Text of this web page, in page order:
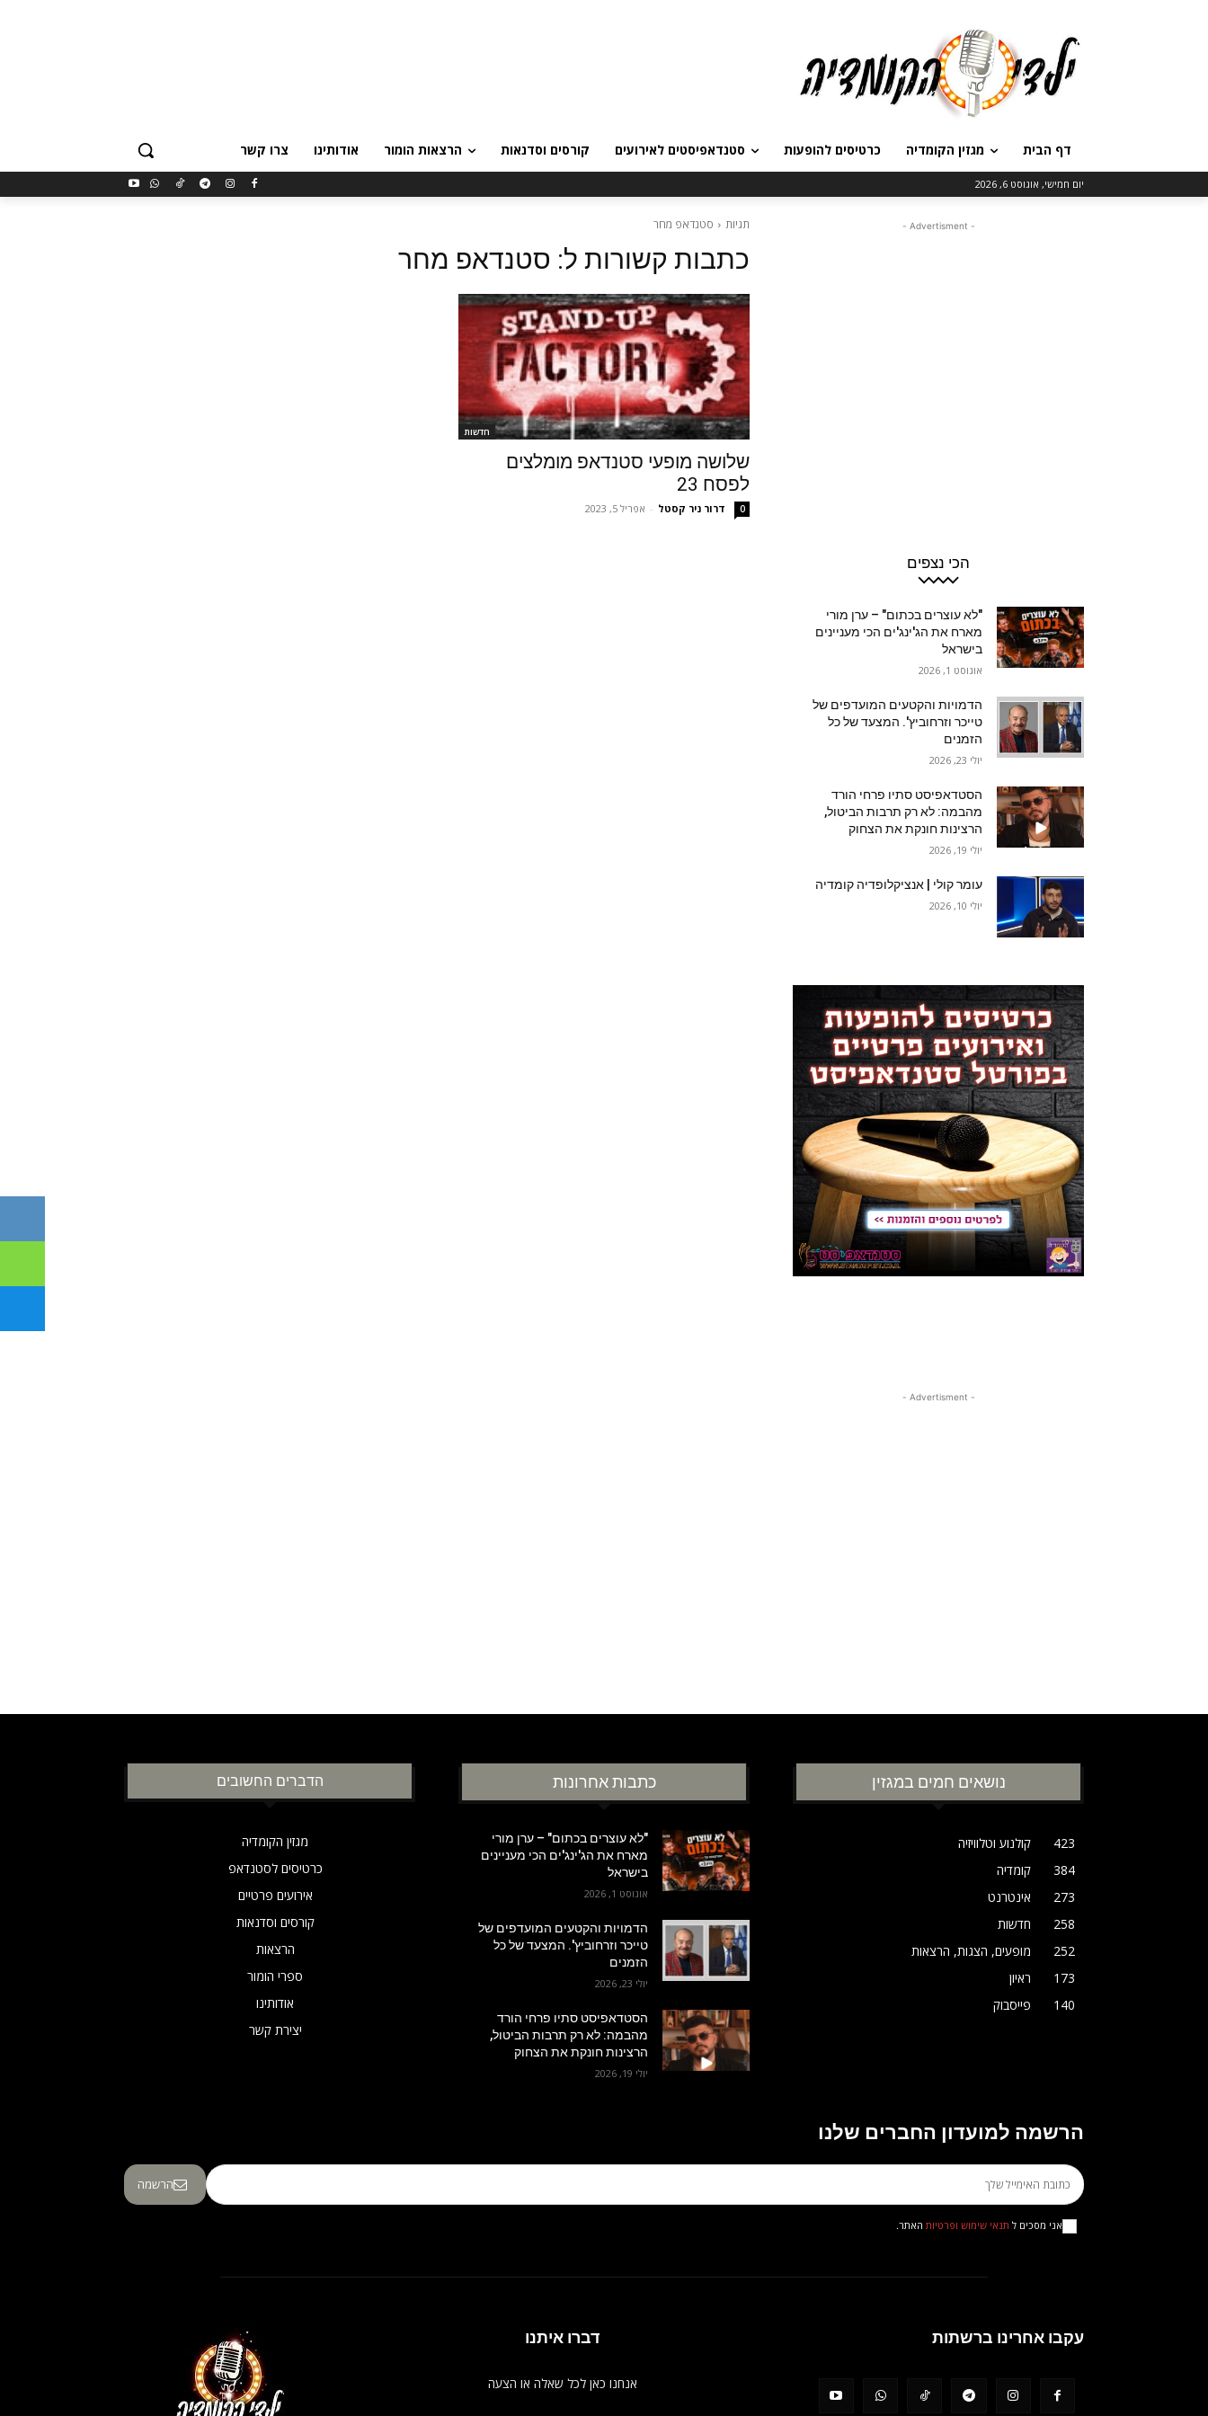
דף הבית מגזין הקומדיה כרטיסים להופעות סטנדאפיסטים לאירועים קורסים וסדנאות הרצאות הומור אודותינו צרו קשר
יום חמישי, אוגוסט 6, 2026
תגיות סטנדאפ מחר
כתבות קשורות ל: סטנדאפ מחר
חדשות
שלושה מופעי סטנדאפ מומלצים
לפסח 23
דרור ניר קסטל - אפריל 5, 2023 0
- Advertisment -
הכי נצפים
"לא עוצרים בכתום" – ערן מורי
מארח את הג'ינג'ים הכי מעניינים
בישראל
אוגוסט 1, 2026
הדמויות והקטעים המועדפים של
טייכר וזרחוביץ'. המצעד של כל
הזמנים
יולי 23, 2026
הסטדאפיסט סתיו פרחי הורד
מהבמה: לא רק תרבות הביטול,
הרצינות חונקת את הצחוק
יולי 19, 2026
עומר קולי | אנציקלופדיה קומדיה
יולי 10, 2026
- Advertisment -
הדברים החשובים
מגזין הקומדיה
כרטיסים לסטנדאפ
אירועים פרטיים
קורסים וסדנאות
הרצאות
ספרי הומור
אודותינו
יצירת קשר
כתבות אחרונות
"לא עוצרים בכתום" – ערן מורי
מארח את הג'ינג'ים הכי מעניינים
בישראל
אוגוסט 1, 2026
הדמויות והקטעים המועדפים של
טייכר וזרחוביץ'. המצעד של כל
הזמנים
יולי 23, 2026
הסטדאפיסט סתיו פרחי הורד
מהבמה: לא רק תרבות הביטול,
הרצינות חונקת את הצחוק
יולי 19, 2026
נושאים חמים במגזין
קולנוע וטלוויזיה
423
קומדיה
384
אינטרנט
273
חדשות
258
מופעים, הצגות, הרצאות
252
ראיון
173
פייסבוק
140
הרשמה למועדון החברים שלנו
הרשמה
אני מסכים ל תנאי שימוש ופרטיותהאתר.
דברו איתנו
אנחנו כאן לכל שאלה או הצעה
עקבו אחרינו ברשתות